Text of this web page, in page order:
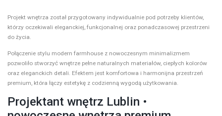
Projekt wnętrza został przygotowany indywidualnie pod potrzeby klientów,
którzy oczekiwali eleganckiej, funkcjonalnej oraz ponadczasowej przestrzeni
do życia.
Połączenie stylu modern farmhouse z nowoczesnym minimalizmem
pozwoliło stworzyć wnętrze pełne naturalnych materiałów, ciepłych kolorów
oraz eleganckich detali. Efektem jest komfortowa i harmonijna przestrzeń
premium, która łączy estetykę z codzienną wygodą użytkowania.
Projektant wnętrz Lublin •